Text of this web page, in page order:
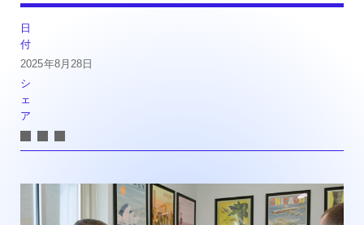
日
付
2025年8月28日
シ
ェ
ア